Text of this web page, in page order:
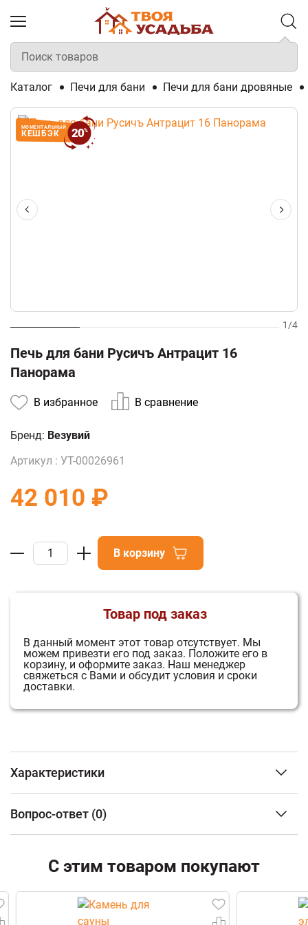
Каталог Печи для бани Печи для бани дровяные
1/4
МОМЕНТАЛЬНЫЙ
КЕШБЭК 20%
Печь для бани Русичъ Антрацит 16
Панорама
В избранное В сравнение
Бренд: Везувий
Артикул : УТ-00026961
42 010 ₽
В корзину
Товар под заказ
В данный момент этот товар отсутствует. Мы
можем привезти его под заказ. Положите его в
корзину, и оформите заказ. Наш менеджер
свяжеться с Вами и обсудит условия и сроки
доставки.
Характеристики
Тип топлива
Тип каменки
Наличие бака для воды
С
установки
натрубного бака
Вопрос-ответ (0)
Email
С этим товаром покупают